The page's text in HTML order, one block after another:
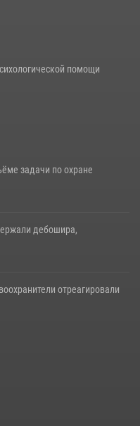
Всероссийского
помощи
задачи по охране
дебошира,
отреагировали